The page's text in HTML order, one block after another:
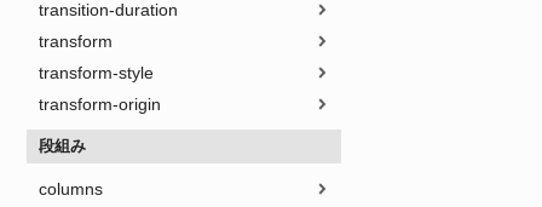
transition-duration
transform
transform-style
transform-origin
段組み
columns